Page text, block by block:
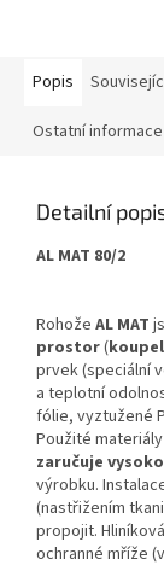
Popis
Ostatní informace
Detailní
AL MAT 80/2
Rohože AL MAT
prostor(
prvek (speciální
a teplotní
fólie, vyztužené
Použité
zaručuje
výrobku.
(nastřižením
propojit.
ochranné mříže